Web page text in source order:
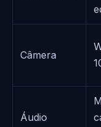
Câmera
Áudio